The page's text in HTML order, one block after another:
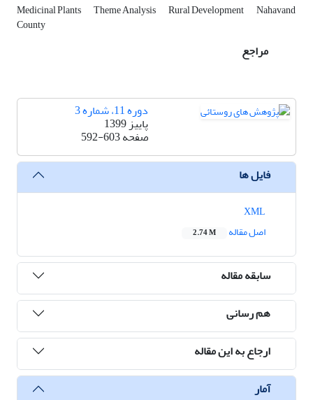
Medicinal Plants Theme Analysis Rural Development Nahavand
County
مراجع
دوره 11، شماره 3
پاییز 1399
صفحه592-603
فایل ها
اصل مقاله
2.74 M
سابقه مقاله
هم رسانی
ارجاع به این مقاله
آمار